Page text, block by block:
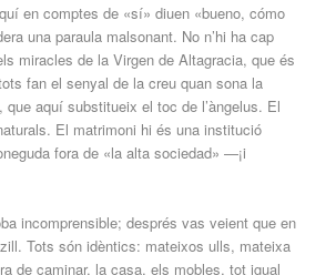
en comptes de «sí» diuen «bueno, cómo
una paraula malsonant. No n’hi ha cap
miracles de la Virgen de Altagracia, que és
fan el senyal de la creu quan sona la
que aquí substitueix el toc de l’àngelus. El
El matrimoni hi és una institució
fora de «la alta sociedad» —¡i
incomprensible; després vas veient que en
Tots són idèntics: mateixos ulls, mateixa
de caminar, la casa, els mobles, tot igual